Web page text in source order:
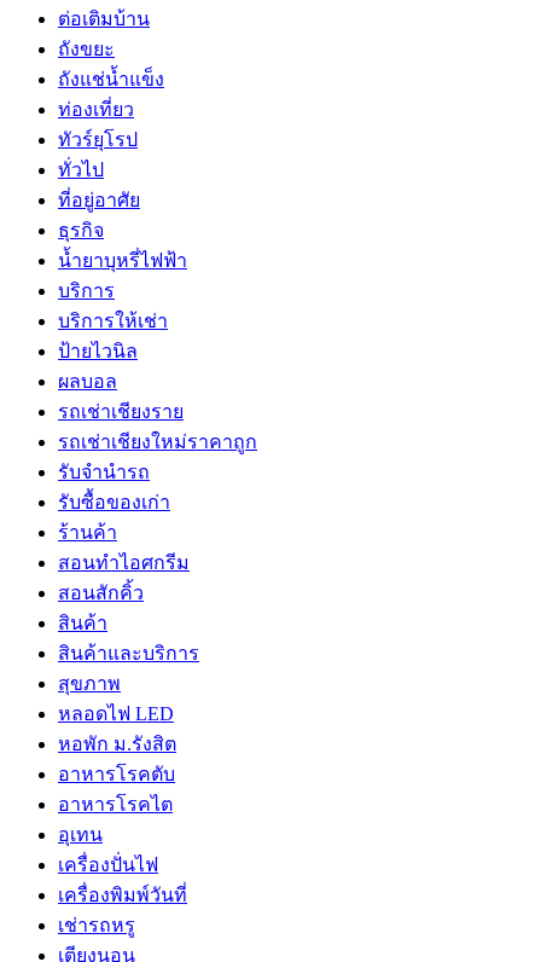
ต่อเติมบ้าน
ถังขยะ
ถังแช่น้ำแข็ง
ท่องเที่ยว
ทัวร์ยุโรป
ทั่วไป
ที่อยู่อาศัย
ธุรกิจ
น้ำยาบุหรี่ไฟฟ้า
บริการ
บริการให้เช่า
ป้ายไวนิล
ผลบอล
รถเช่าเชียงราย
รถเช่าเชียงใหม่ราคาถูก
รับจำนำรถ
รับซื้อของเก่า
ร้านค้า
สอนทำไอศกรีม
สอนสักคิ้ว
สินค้า
สินค้าและบริการ
สุขภาพ
หลอดไฟ LED
หอพัก ม.รังสิต
อาหารโรคตับ
อาหารโรคไต
อุเทน
เครื่องปั่นไฟ
เครื่องพิมพ์วันที่
เช่ารถหรู
เตียงนอน